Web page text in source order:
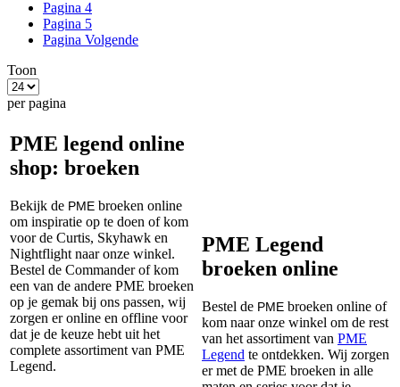
Pagina 4
Pagina 5
Pagina Volgende
Toon
per pagina
PME legend online
shop: broeken
Bekijk de PME broeken online
om inspiratie op te doen of kom
voor de Curtis, Skyhawk en
Nightflight naar onze winkel.
Bestel de Commander of kom
een van de andere PME broeken
op je gemak bij ons passen, wij
zorgen er online en offline voor
dat je de keuze hebt uit het
complete assortiment van PME
Legend.
PME Legend
broeken online
Bestel de PME broeken online of
kom naar onze winkel om de rest
van het assortiment van PME
Legend te ontdekken. Wij zorgen
er met de PME broeken in alle